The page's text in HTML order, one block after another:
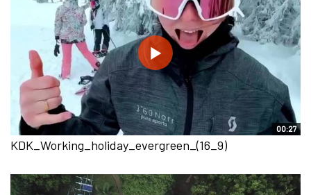
00:27
KDK_Working_holiday_evergreen_(16_9)